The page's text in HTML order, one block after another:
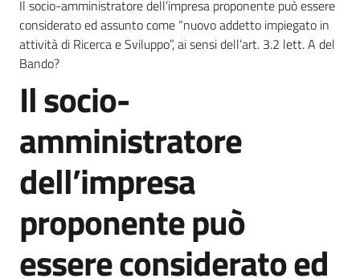
Programmi
e
strategie
Opportunità
Progetti
attività
Il socio-amministratore dell’impresa proponente può essere
considerato ed assunto come “nuovo addetto impiegato in
attività di Ricerca e Sviluppo”, ai sensi dell’art. 3.2 lett. A del
Bando?
Salta al contenuto
Il socio-
amministratore
dell’impresa
proponente può
essere considerato ed